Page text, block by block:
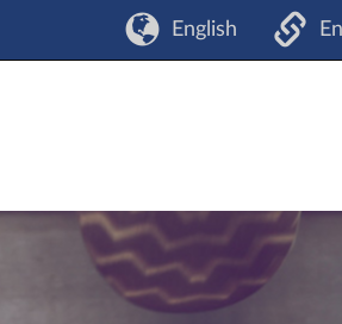
English